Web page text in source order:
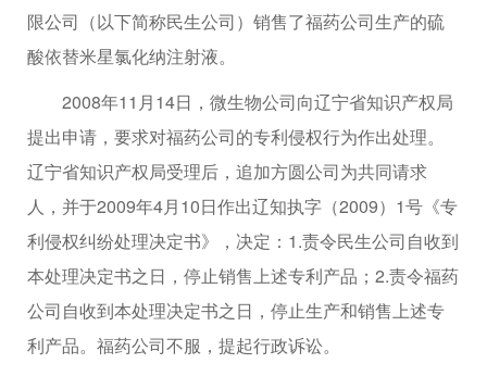
限公司（以下简称民生公司）销售了福药公司生产的硫
酸依替米星氯化纳注射液。
2008年11月14日，微生物公司向辽宁省知识产权局
提出申请，要求对福药公司的专利侵权行为作出处理。
辽宁省知识产权局受理后，追加方圆公司为共同请求
人，并于2009年4月10日作出辽知执字（2009）1号《专
利侵权纠纷处理决定书》，决定：1.责令民生公司自收到
本处理决定书之日，停止销售上述专利产品；2.责令福药
公司自收到本处理决定书之日，停止生产和销售上述专
利产品。福药公司不服，提起行政诉讼。